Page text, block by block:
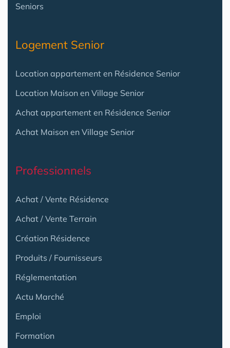
Seniors
Logement Senior
Location appartement en Résidence Senior
Location Maison en Village Senior
Achat appartement en Résidence Senior
Achat Maison en Village Senior
Professionnels
Achat / Vente Résidence
Achat / Vente Terrain
Création Résidence
Produits / Fournisseurs
Réglementation
Actu Marché
Emploi
Formation